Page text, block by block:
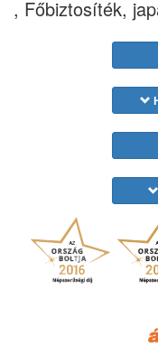
, Főbiztosíték,